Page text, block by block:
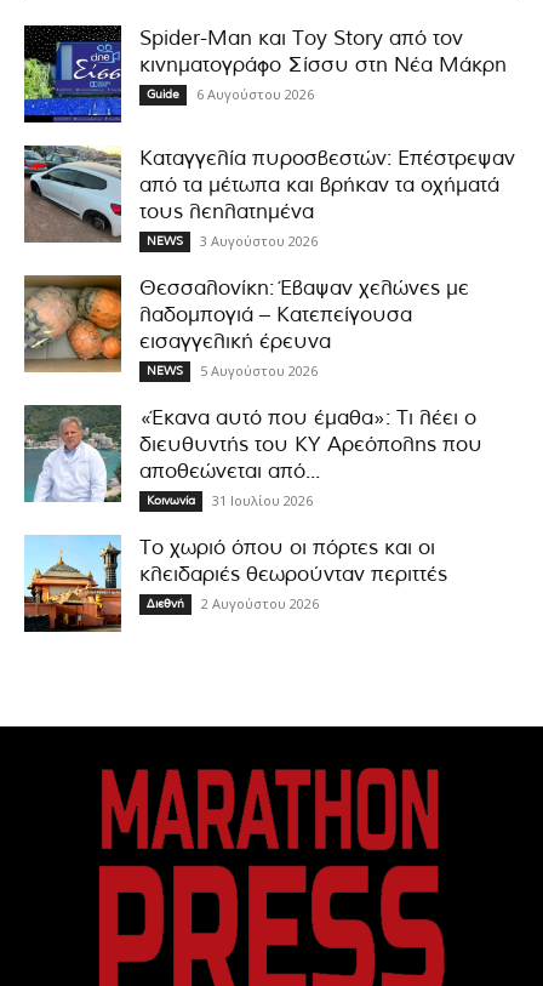
Spider-Man και Toy Story από τον
κινηματογράφο Σίσσυ στη Νέα Μάκρη
Guide 6 Αυγούστου 2026
Καταγγελία πυροσβεστών: Επέστρεψαν
από τα μέτωπα και βρήκαν τα οχήματά
τους λεηλατημένα
NEWS 3 Αυγούστου 2026
Θεσσαλονίκη: Έβαψαν χελώνες με
λαδομπογιά – Κατεπείγουσα
εισαγγελική έρευνα
NEWS 5 Αυγούστου 2026
«Έκανα αυτό που έμαθα»: Τι λέει ο
διευθυντής του ΚΥ Αρεόπολης που
αποθεώνεται από...
Κοινωνία 31 Ιουλίου 2026
Το χωριό όπου οι πόρτες και οι
κλειδαριές θεωρούνταν περιττές
Διεθνή 2 Αυγούστου 2026